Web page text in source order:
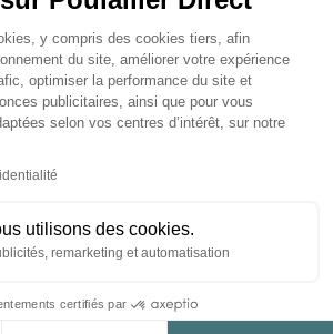
Gestion du
y compris des cookies tiers, afin
du site, améliorer votre expérience
optimiser la performance du site et
publicitaires, ainsi que pour vous
selon vos centres d’intérêt, sur notre
utilisons des cookies.
remarketing et automatisation
certifiés par
Axeptio consent